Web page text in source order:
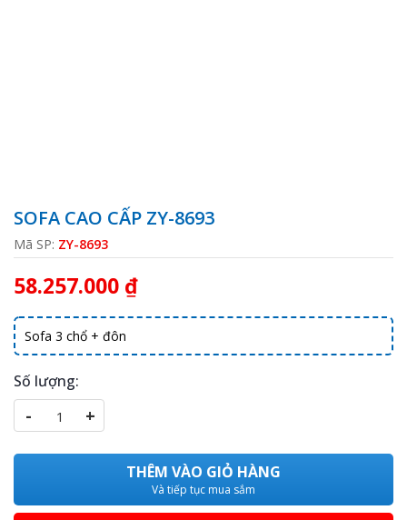
SOFA CAO CẤP ZY-8693
Mã SP: ZY-8693
58.257.000 ₫
Sofa 3 chổ + đôn
Số lượng:
- +
THÊM VÀO GIỎ HÀNG
Và tiếp tục mua sắm